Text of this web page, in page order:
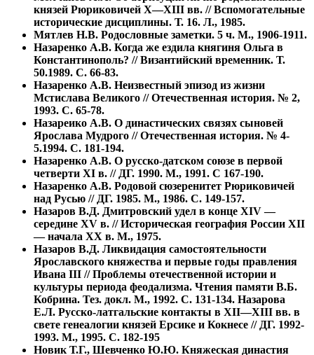
князей Рюриковичей X—XIII вв. // Вспомогательные
исторические дисциплины. Т. 16. Л., 1985.
Мятлев Н.В. Родословные заметки. 5 ч. М., 1906-1911.
Назаренко А.В. Когда же ездила княгиня Ольга в
Константинополь? // Византийский временник. Т.
50.1989. С. 66-83.
Назаренко А.В. Неизвестный эпизод из жизни
Мстислава Великого // Отечественная история. № 2,
1993. С. 65-78.
Назареико А.В. О династических связях сыновей
Ярослава Мудрого // Отечественная история. № 4-
5.1994. С. 181-194.
Назаренко А.В. О русско-датском союзе в первой
четверти XI в. // ДГ. 1990. М., 1991. С 167-190.
Назаренко А.В. Родовой сюзеренитет Рюриковичей
над Русью // ДГ. 1985. М., 1986. С. 149-157.
Назаров В.Д. Дмитровский удел в конце XIV —
середине XV в. // Историческая география России XII
— начала XX в. М., 1975.
Назаров В.Д. Ликвидация самостоятельности
Ярославского княжества и первые годы правления
Ивана III // Проблемы отечественной истории и
культуры периода феодализма. Чтения памяти В.Б.
Кобрина. Тез. докл. М., 1992. С. 131-134. Назарова
Е.Л. Русско-латгальские контакты в XII—XIII вв. в
свете генеалогии князей Ерсике и Кокнесе // ДГ. 1992-
1993. М., 1995. С. 182-195
Новик Т.Г., Шевченко Ю.Ю. Княжеская династия